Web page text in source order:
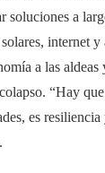
soluciones a
internet
a las aldeas
“Hay
es